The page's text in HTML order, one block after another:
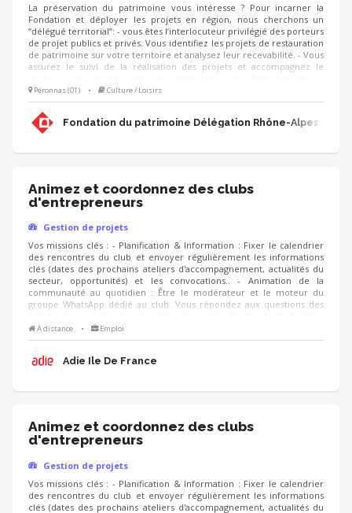
La préservation du patrimoine vous intéresse ? Pour incarner la
Fondation et déployer les projets en région, nous cherchons un
“délégué territorial”: - vous êtes l’interlocuteur privilégié des porteurs
de projet publics et privés. Vous identifiez les projets de restauration
de patrimoine sur votre territoire et analysez leur recevabilité. - Vous
assurez le suivi de la réalisation des projets et accompagnez le
communication, l'animation de sa collecte, jusqu'à la clôture du
projet. - Vous contribuez au développement des adhésions et des
ressources (mécènes, donateurs, partenariats, etc.) pour pérenniser
les actions de la Fondation.
Péronnas (01) • Culture / Loisirs
Fondation du patrimoine Délégation Rhône-Alpes
Animez et coordonnez des clubs
d'entrepreneurs
Gestion de projets
Vos missions clés : - Planification & Information : Fixer le calendrier
des rencontres du club et envoyer régulièrement les informations
clés (dates des prochains ateliers d'accompagnement, actualités du
secteur, opportunités) et les convocations.. - Animation de la
communauté au quotidien : Être le modérateur et le moteur du
groupe WhatsApp dédié au club. Vous répondez aux questions des
l'entraide entre les membres. - Suivi et Qualité : Suivre le niveau
d'engagement des membres du club, analyser les retours via des
nouvelles thématiques de rencontres.
À distance • Emploi
Adie Ile De France
Animez et coordonnez des clubs
d'entrepreneurs
Gestion de projets
Vos missions clés : - Planification & Information : Fixer le calendrier
des rencontres du club et envoyer régulièrement les informations
clés (dates des prochains ateliers d'accompagnement, actualités du